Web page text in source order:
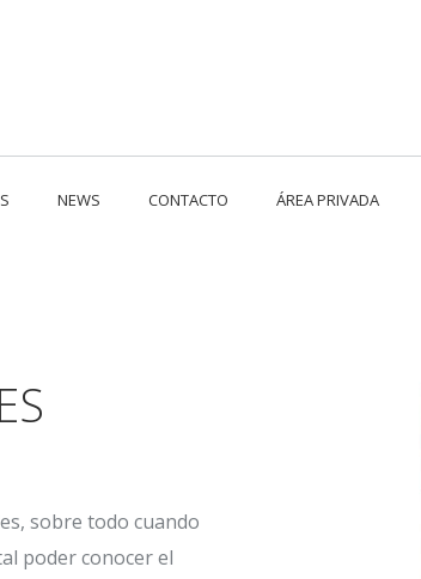
NEWS CONTACTO ÁREA PRIVADA
sobre todo cuando
poder conocer el